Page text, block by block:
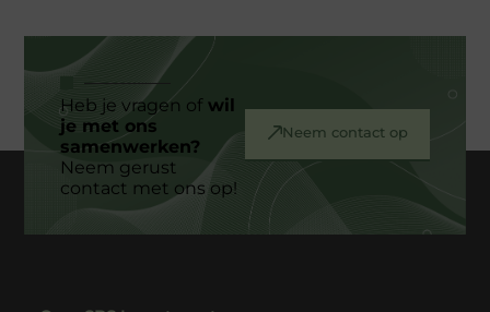
Heb je vragen ofwil
je met ons
samenwerken?
Neem gerust
contact met ons op!
Neem contact op